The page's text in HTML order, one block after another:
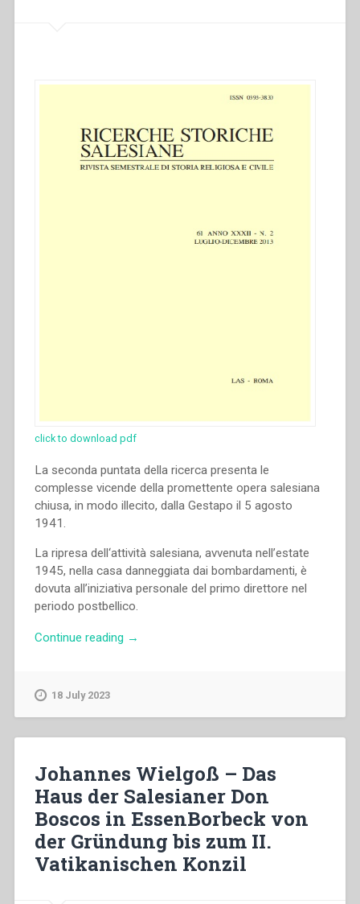
click to download pdf
La seconda puntata della ricerca presenta le
complesse vicende della promettente opera salesiana
chiusa, in modo illecito, dalla Gestapo il 5 agosto
1941.
La ripresa dell‘attività salesiana, avvenuta nell’estate
1945, nella casa danneggiata dai bombardamenti, è
dovuta all’iniziativa personale del primo direttore nel
periodo postbellico.
Continue reading “Johannes
Boscos
in
EssenBorbeck
von
der
Gründung
→
18 July 2023
Johannes Wielgoß – Das
Haus der Salesianer Don
Boscos in EssenBorbeck von
der Gründung bis zum II.
Vatikanischen Konzil